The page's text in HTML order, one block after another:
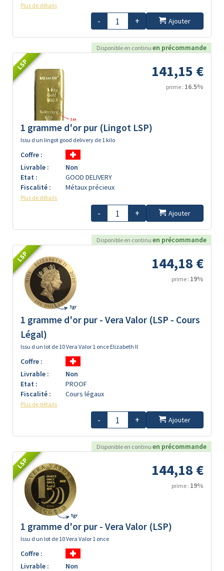
Plus de détails
- + Ajouter
Disponible en continu en précommande
LSP 141,15 €
prime : 16.5%
1 gramme d'or pur (Lingot LSP)
Issu d un lingot good delivery de 1 kilo
Coffre :
Livrable :
Non
Etat :
GOOD DELIVERY
Fiscalité :
Métaux précieux
Plus de détails
- + Ajouter
Disponible en continu en précommande
LSP 144,18 €
prime : 19%
1 gramme d'or pur - Vera Valor (LSP - Cours
Légal)
Issu d un lot de 10 Vera Valor 1 once Elizabeth II
Coffre :
Livrable :
Non
Etat :
PROOF
Fiscalité :
Cours légaux
Plus de détails
- + Ajouter
Disponible en continu en précommande
LSP 144,18 €
prime : 19%
1 gramme d'or pur - Vera Valor (LSP)
Issu d un lot de 10 Vera Valor 1 once
Coffre :
Livrable :
Non